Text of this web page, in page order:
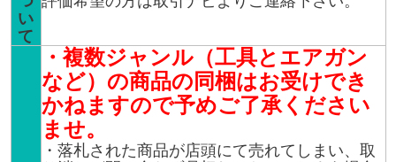
い
て
・複数ジャンル（工具とエアガン
など）の商品の同梱はお受けでき
かねますので予めご了承ください
ませ。
・落札された商品が店頭にて売れてしまい、取